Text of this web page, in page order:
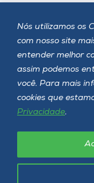
Nós utilizamos os
com nosso site
entender melhor
assim podemos
você. Para mais
cookies que
Privacidade.
Siga a
Unoesc © 2026 - Todos
Política de privacidade